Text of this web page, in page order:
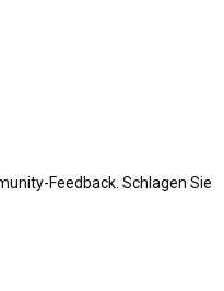
Feedback. Schlagen Sie